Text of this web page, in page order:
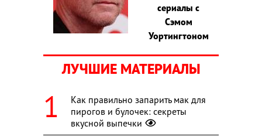
сериалы с
Сэмом
Уортингтоном
ЛУЧШИЕ МАТЕРИАЛЫ
Как правильно запарить мак для
пирогов и булочек: секреты
вкусной выпечки